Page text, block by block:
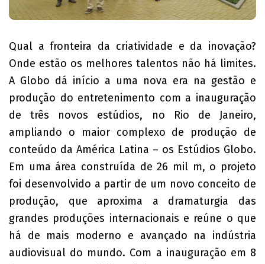
Qual a fronteira da criatividade e da inovação?
Onde estão os melhores talentos não há limites.
A Globo dá início a uma nova era na gestão e
produção do entretenimento com a inauguração
de três novos estúdios, no Rio de Janeiro,
ampliando o maior complexo de produção de
conteúdo da América Latina – os Estúdios Globo.
Em uma área construída de 26 mil m, o projeto
foi desenvolvido a partir de um novo conceito de
produção, que aproxima a dramaturgia das
grandes produções internacionais e reúne o que
há de mais moderno e avançado na indústria
audiovisual do mundo. Com a inauguração em 8